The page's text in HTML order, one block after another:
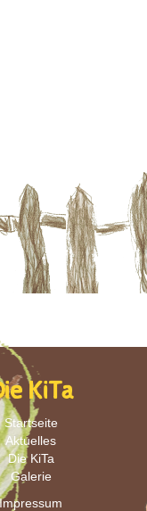
KiTa
Startseite
Aktuelles
Die KiTa
Galerie
Impressum